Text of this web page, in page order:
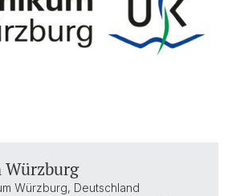
Würzburg, Deutschland